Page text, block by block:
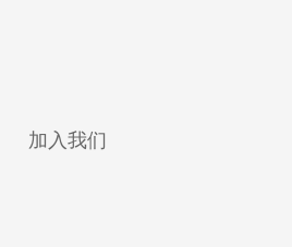
加入我们